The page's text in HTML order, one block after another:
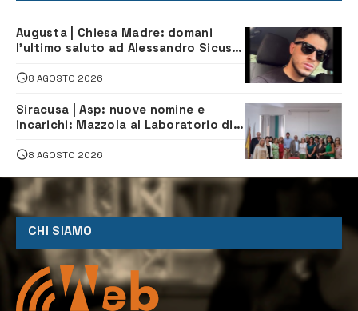
Augusta | Chiesa Madre: domani
l’ultimo saluto ad Alessandro Sicuso,
8 AGOSTO 2026
Siracusa | Asp: nuove nomine e
incarichi: Mazzola al Laboratorio di
Servizio Legale
8 AGOSTO 2026
CHI SIAMO